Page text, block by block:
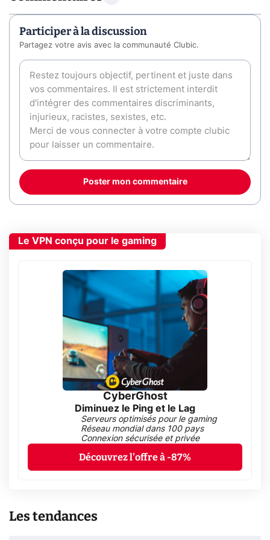
Participer à la discussion
Partagez votre avis avec la communauté Clubic.
Poster mon commentaire
Le VPN conçu pour le gaming
CyberGhost
Diminuez le Ping et le Lag
Serveurs optimisés pour le gaming
Réseau mondial dans 100 pays
Connexion sécurisée et privée
Découvrez l'offre à -87%
Les tendances